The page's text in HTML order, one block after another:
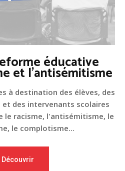
éducative
et l'antisémitisme
à destination des élèves, des
des intervenants scolaires
le racisme, l'antisémitisme, le
le complotisme...
Découvrir